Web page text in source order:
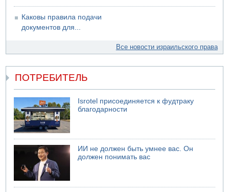
Каковы правила подачи
документов для...
Все новости израильского права
ПОТРЕБИТЕЛЬ
Isrotel присоединяется к фудтраку
благодарности
ИИ не должен быть умнее вас. Он
должен понимать вас